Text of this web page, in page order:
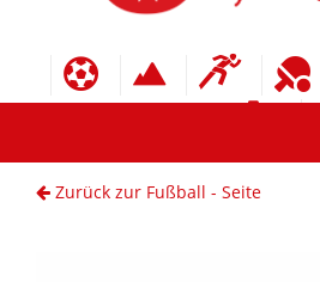
Zurück zur Fußball - Seite